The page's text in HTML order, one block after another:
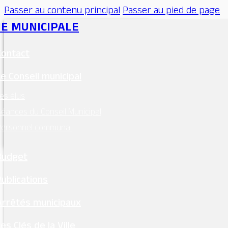
Passer au contenu principalPasser au pied de page
MUNICIPALE
Conseil municipal
élus
du Conseil Municipal
communal
municipaux